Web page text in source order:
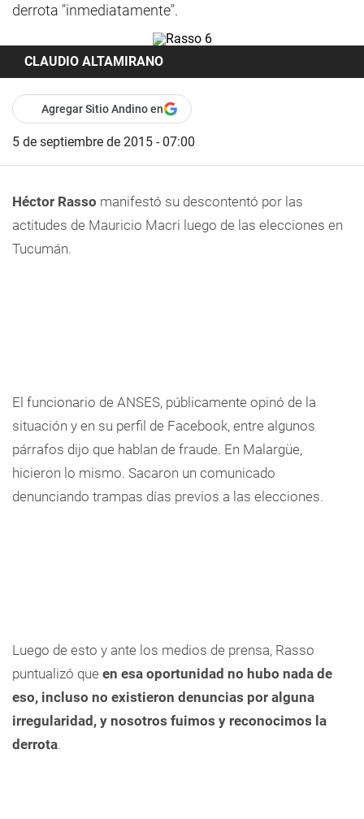
derrota "inmediatamente".
CLAUDIO ALTAMIRANO
Agregar Sitio Andino en
5 de septiembre de 2015 - 07:00
Héctor Rasso manifestó su descontentó por las
actitudes de Mauricio Macri luego de las elecciones en
Tucumán.
El funcionario de ANSES, públicamente opinó de la
situación y en su perfil de Facebook, entre algunos
párrafos dijo que hablan de fraude. En Malargüe,
hicieron lo mismo. Sacaron un comunicado
denunciando trampas días previos a las elecciones.
Luego de esto y ante los medios de prensa, Rasso
puntualizó que  en esa oportunidad no hubo nada de
eso, incluso no existieron denuncias por alguna
irregularidad, y nosotros fuimos y reconocimos la
derrota.